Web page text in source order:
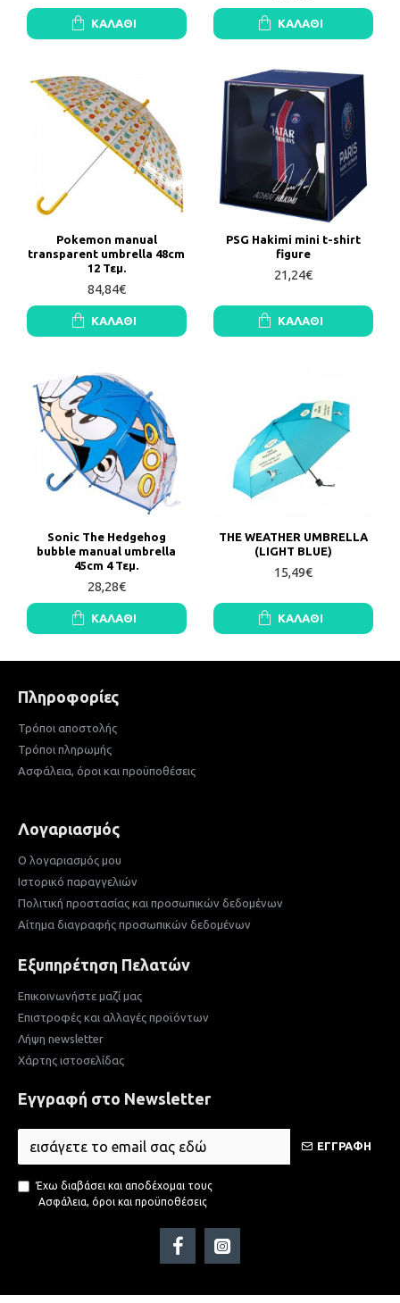
ΚΑΛΆΘΙ ΚΑΛΆΘΙ
Pokemon manual
transparent umbrella 48cm
12 Τεμ.
84,84€
ΚΑΛΆΘΙ
PSG Hakimi mini t-shirt
figure
21,24€
ΚΑΛΆΘΙ
Sonic The Hedgehog
bubble manual umbrella
45cm 4 Τεμ.
28,28€
ΚΑΛΆΘΙ
THE WEATHER UMBRELLA
(LIGHT BLUE)
15,49€
ΚΑΛΆΘΙ
Πληροφορίες
Τρόποι αποστολής
Τρόποι πληρωμής
Ασφάλεια, όροι και προϋποθέσεις
Λογαριασμός
Ο λογαριασμός μου
Ιστορικό παραγγελιών
Πολιτική προστασίας και προσωπικών δεδομένων
Αίτημα διαγραφής προσωπικών δεδομένων
Εξυπηρέτηση Πελατών
Επικοινωνήστε μαζί μας
Επιστροφές και αλλαγές προϊόντων
Λήψη newsletter
Χάρτης ιστοσελίδας
Εγγραφή στο Newsletter
ΕΓΓΡΑΦΗ
Έχω διαβάσει και αποδέχομαι τους
Ασφάλεια, όροι και προϋποθέσεις